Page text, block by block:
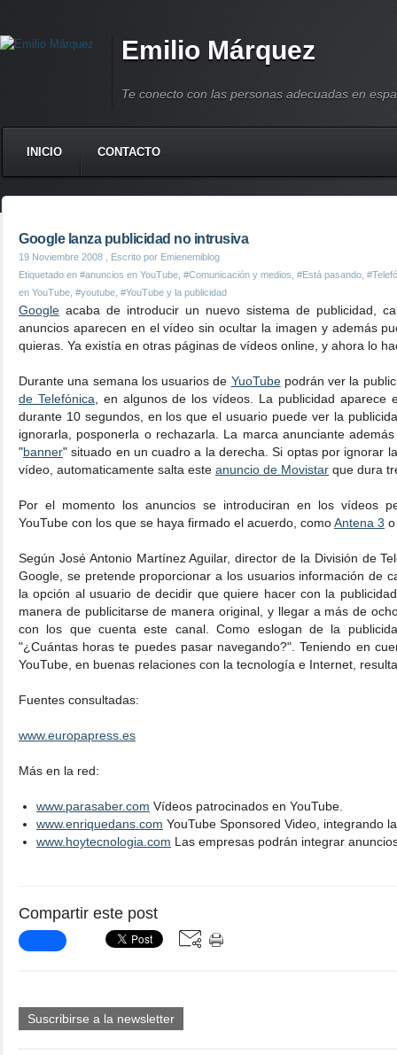
Emilio Márquez
Te conecto con las personas adecuadas en
INICIO CONTACTO
Google lanza publicidad no intrusiva
19 Noviembre 2008 , Escrito por Emienemiblog
Etiquetado en #anuncios en YouTube #Comunicación y medios #Está pasando
en YouTube #youtube #YouTube y la publicidad
Google acaba de introducir un nuevo sistema de publicidad,
anuncios aparecen en el vídeo sin ocultar la imagen y además
quieras. Ya existía en otras páginas de vídeos online, y ahora lo
Durante una semana los usuarios de YuoTubepodrán ver la
de Telefónica , en algunos de los vídeos. La publicidad aparece
durante 10 segundos, en los que el usuario puede ver la
ignorarla, posponerla o rechazarla. La marca anunciante
"banner" situado en un cuadro a la derecha. Si optas por ignorar
vídeo, automaticamente salta este anuncio de Movistar que dura
Por el momento los anuncios se introduciran en los vídeos
YouTube con los que se haya firmado el acuerdo, comoAntena 3
Según José Antonio Martínez Aguilar, director de la División de
Google, se pretende proporcionar a los usuarios información de
la opción al usuario de decidir que quiere hacer con la
manera de publicitarse de manera original, y llegar a más de
con los que cuenta este canal. Como eslogan de la
"¿Cuántas horas te puedes pasar navegando?". Teniendo en
YouTube, en buenas relaciones con la tecnología e Internet,
Fuentes consultadas:
www.europapress.es
Más en la red:
www.parasaber.com Vídeos patrocinados en YouTube.
www.enriquedans.com YouTube Sponsored Video, integrando
www.hoytecnologia.com Las empresas podrán integrar
Compartir este post
Suscribirse a la newsletter